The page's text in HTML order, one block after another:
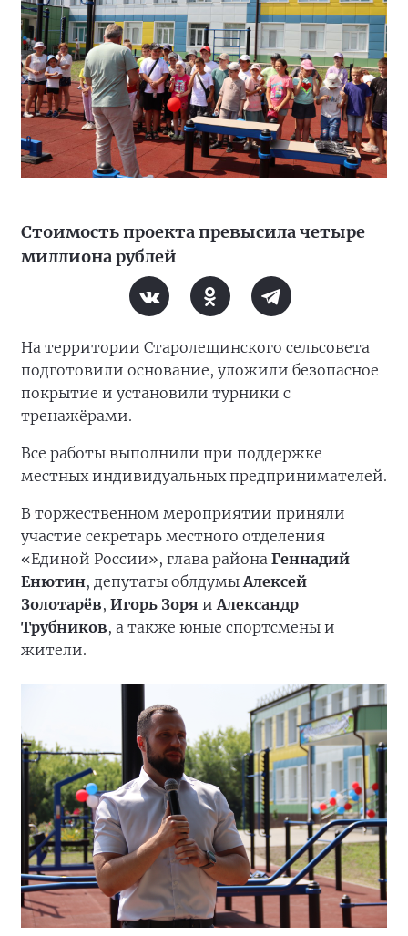
Стоимость проекта превысила четыре
миллиона рублей
На территории Старолещинского сельсовета
подготовили основание, уложили безопасное
покрытие и установили турники с
тренажёрами.
Все работы выполнили при поддержке
местных индивидуальных предпринимателей.
В торжественном мероприятии приняли
участие секретарь местного отделения
«Единой России», глава района Геннадий
Енютин, депутаты облдумыАлексей
Золотарёв, Игорь Зоря иАлександр
Трубников, а также юные спортсмены и
жители.